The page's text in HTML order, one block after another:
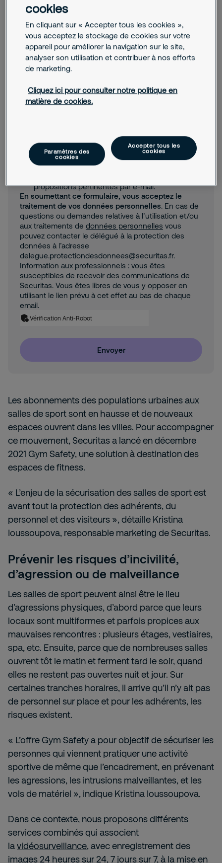
Les abonnements des populations urbaines aux
salles de sport sont en hausse et de nouveaux
espaces ouvrent dans les villes. Pour accompagner
ce mouvement, Securitas a lancé en décembre
2021 Gym Safety, une solution à destination des
espaces de fitness.
« L’enjeu de la sécurisation des salles de sport est
avant tout la protection des adhérents, du
personnel et des visiteurs », détaille Kristina
Ioussoupova, responsable marketing de Securitas.
Prévenir les risques d’incivilité,
d’agression ou de malveillance
Les salles de sport peuvent ainsi être le lieu
d’agressions physiques, d’abord parce que leurs
locaux sont multiformes et parfois propices aux
mauvaises rencontres : plusieurs étages, vestiaires,
spa, etc. Ensuite, parce que de nombreuses salles
ouvrent tôt le matin et ferment tard le soir, quand
elles ne restent pas ouvertes nuit et jour. Sur
certaines tranches horaires, il arrive qu’il n’y ait pas
de personnel sur place et pour les adhérents, les
risques existent.
« L’offre Gym Safety a pour objectif de sécuriser les
personnes qui viennent pratiquer une activité
sportive de même que l’encadrement, en prévenant
les agressions, les intrusions malveillantes, et les
vols de matériel », indique Kristina Ioussoupova.
Dans ce contexte, nous proposons différents
services combinés qui associent
lavidéosurveillance, avec enregistrement des
images 24 heures sur 24, 7 jours sur 7, à la mise en
Téléphone
E-mail
J'accepte que Securitas m'envoie des actualités,
propositions pertinentes par e-mail.
En soumettant ce formulaire, vous acceptez le
traitement de vos données personnelles. En cas de
questions ou demandes relatives à l’utilisation et/ou
aux traitements de données personnelles vous
pouvez contacter le délégué à la protection des
données à l’adresse
delegue.protectiondesdonnees@securitas.fr.
Information aux professionnels : vous êtes
susceptibles de recevoir des communications de
Securitas. Vous êtes libres de vous y opposer en
utilisant le lien prévu à cet effet au bas de chaque
email.
Vérification Anti-Robot
Envoyer
cookies
En cliquant sur « Accepter tous les cookies »,
vous acceptez le stockage de cookies sur votre
appareil pour améliorer la navigation sur le site,
analyser son utilisation et contribuer à nos efforts
de marketing.
Cliquez ici pour consulter notre politique en
matière de cookies.
Paramètres des
cookies
Accepter tous les
cookies